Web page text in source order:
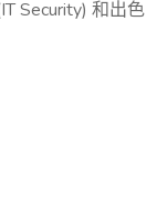
Security) 和出色